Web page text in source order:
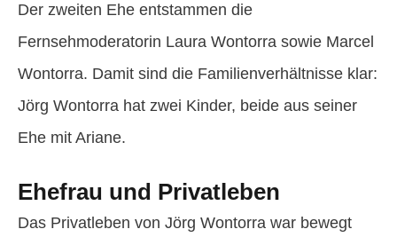
Der zweiten Ehe entstammen die
Fernsehmoderatorin Laura Wontorra sowie Marcel
Wontorra. Damit sind die Familienverhältnisse klar:
Jörg Wontorra hat zwei Kinder, beide aus seiner
Ehe mit Ariane.
Ehefrau und Privatleben
Das Privatleben von Jörg Wontorra war bewegt